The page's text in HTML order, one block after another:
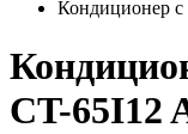
Кондиционер с
CT-65I12